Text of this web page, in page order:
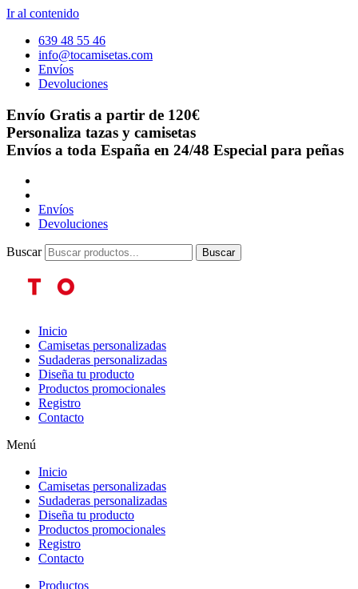
Ir al contenido
639 48 55 46
info@tocamisetas.com
Envíos
Devoluciones
Envío Gratis a partir de 120€
Personaliza tazas y camisetas
Envíos a toda España en 24/48 Especial para peñas
Envíos
Devoluciones
Buscar Buscar
Inicio
Camisetas personalizadas
Sudaderas personalizadas
Diseña tu producto
Productos promocionales
Registro
Contacto
Menú
Inicio
Camisetas personalizadas
Sudaderas personalizadas
Diseña tu producto
Productos promocionales
Registro
Contacto
Productos